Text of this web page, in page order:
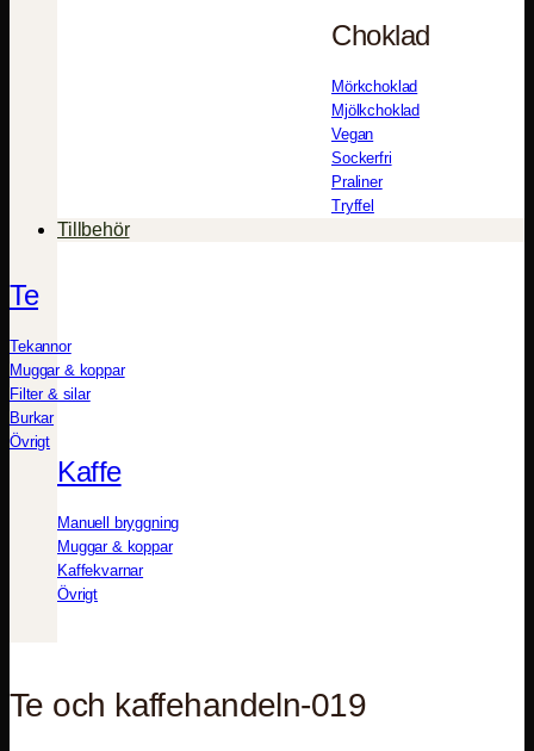
Choklad
Mörkchoklad
Mjölkchoklad
Vegan
Sockerfri
Praliner
Tryffel
Tillbehör
Te
Tekannor
Muggar & koppar
Filter & silar
Burkar
Övrigt
Kaffe
Manuell bryggning
Muggar & koppar
Kaffekvarnar
Övrigt
Te och kaffehandeln-019